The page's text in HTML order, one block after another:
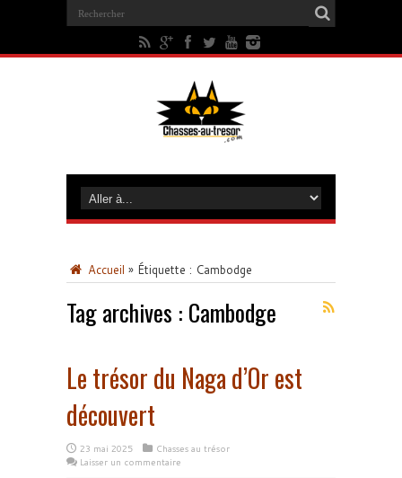
Accueil » Étiquette : Cambodge
Tag archives : Cambodge
Le trésor du Naga d’Or est
découvert
23 mai 2025
Chasses au trésor
Laisser un commentaire